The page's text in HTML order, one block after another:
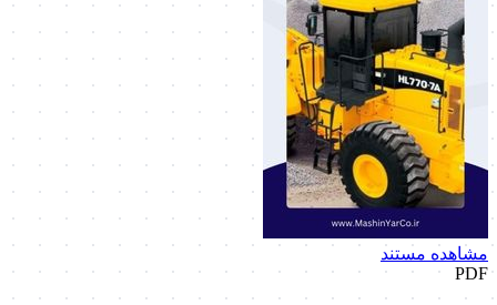
مشاهده مستند
PDF